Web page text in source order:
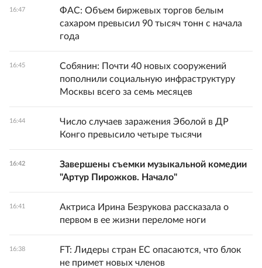
16:47
ФАС: Объем биржевых торгов белым
сахаром превысил 90 тысяч тонн с начала
года
16:45
Собянин: Почти 40 новых сооружений
пополнили социальную инфраструктуру
Москвы всего за семь месяцев
16:44
Число случаев заражения Эболой в ДР
Конго превысило четыре тысячи
16:42
Завершены съемки музыкальной комедии
"Артур Пирожков. Начало"
16:41
Актриса Ирина Безрукова рассказала о
первом в ее жизни переломе ноги
16:38
FT: Лидеры стран ЕС опасаются, что блок
не примет новых членов